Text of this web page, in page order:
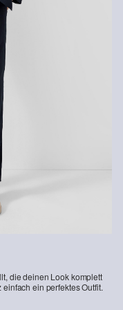
14 Tagen nach
Card und VIP
Zeit, um ihre Artikel
& FAQ
die deinen Look komplett
ein perfektes Outfit.